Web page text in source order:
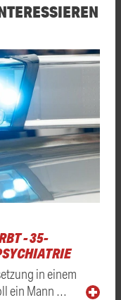
- 35-
in einem
ein Mann …